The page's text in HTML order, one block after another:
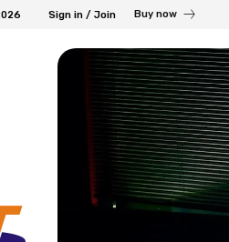
Sign in / Join Buy now